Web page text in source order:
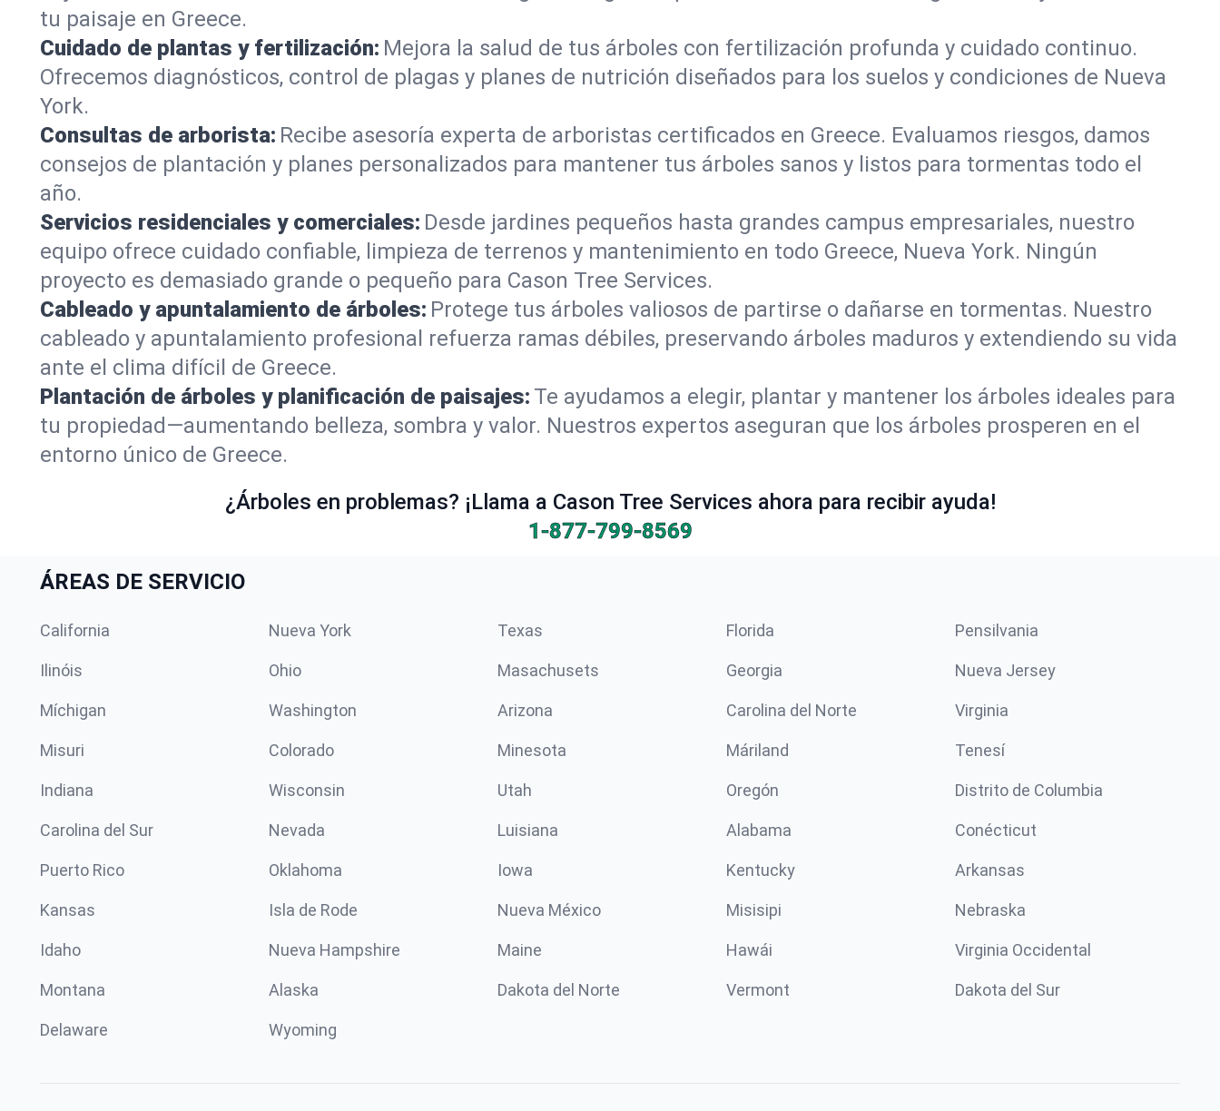
tu paisaje en Greece.
Cuidado de plantas y fertilización: Mejora la salud de tus árboles con fertilización profunda y cuidado continuo.
Ofrecemos diagnósticos, control de plagas y planes de nutrición diseñados para los suelos y condiciones de Nueva
York.
Consultas de arborista: Recibe asesoría experta de arboristas certificados en Greece. Evaluamos riesgos, damos
consejos de plantación y planes personalizados para mantener tus árboles sanos y listos para tormentas todo el
año.
Servicios residenciales y comerciales: Desde jardines pequeños hasta grandes campus empresariales, nuestro
equipo ofrece cuidado confiable, limpieza de terrenos y mantenimiento en todo Greece, Nueva York. Ningún
proyecto es demasiado grande o pequeño para Cason Tree Services.
Cableado y apuntalamiento de árboles: Protege tus árboles valiosos de partirse o dañarse en tormentas. Nuestro
cableado y apuntalamiento profesional refuerza ramas débiles, preservando árboles maduros y extendiendo su vida
ante el clima difícil de Greece.
Plantación de árboles y planificación de paisajes: Te ayudamos a elegir, plantar y mantener los árboles ideales para
tu propiedad—aumentando belleza, sombra y valor. Nuestros expertos aseguran que los árboles prosperen en el
entorno único de Greece.
¿Árboles en problemas? ¡Llama a Cason Tree Services ahora para recibir ayuda!
1-877-799-8569
ÁREAS DE SERVICIO
California Nueva York Texas Florida Pensilvania
Ilinóis Ohio Masachusets Georgia Nueva Jersey
Míchigan Washington Arizona Carolina del Norte Virginia
Misuri Colorado Minesota Máriland Tenesí
Indiana Wisconsin Utah Oregón Distrito de Columbia
Carolina del Sur Nevada Luisiana Alabama Conécticut
Puerto Rico Oklahoma Iowa Kentucky Arkansas
Kansas Isla de Rode Nueva México Misisipi Nebraska
Idaho Nueva Hampshire Maine Hawái Virginia Occidental
Montana Alaska Dakota del Norte Vermont Dakota del Sur
Delaware Wyoming